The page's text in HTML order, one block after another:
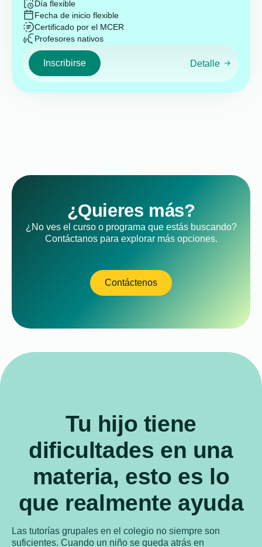
Día flexible
Fecha de inicio flexible
Certificado por el MCER
Profesores nativos
Inscribirse Detalle
¿Quieres más?
¿No ves el curso o programa que estás buscando?
Contáctanos para explorar más opciones.
Contáctenos
Tu hijo tiene
dificultades en una
materia, esto es lo
que realmente ayuda
Las tutorías grupales en el colegio no siempre son
suficientes. Cuando un niño se queda atrás en